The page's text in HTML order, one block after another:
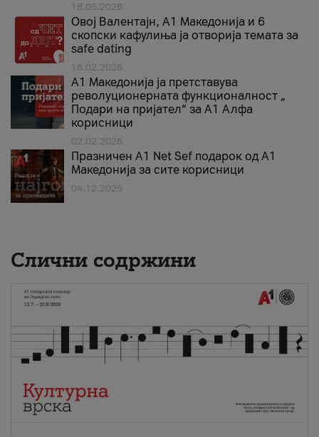
18.05.2026
Овој Валентајн, A1 Македонија и 6
скопски кафулиња ја отворија темата за
safe dating
16.02.2026
А1 Македонија ја претставува
револуционерната функционалност „
Подари на пријател“ за А1 Алфа
корисници
02.02.2026
Празничен A1 Net Sеf подарок од А1
Македонија за сите корисници
04.12.2025
Слични содржини